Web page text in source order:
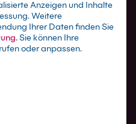
Training,
Schulungszentren
Firmen- oder Inhouse-
Anzeigen und Inhalte
Weitere
Ihrer Daten finden Sie
.Sie können Ihre
oder anpassen.
Gruppen, für die eine